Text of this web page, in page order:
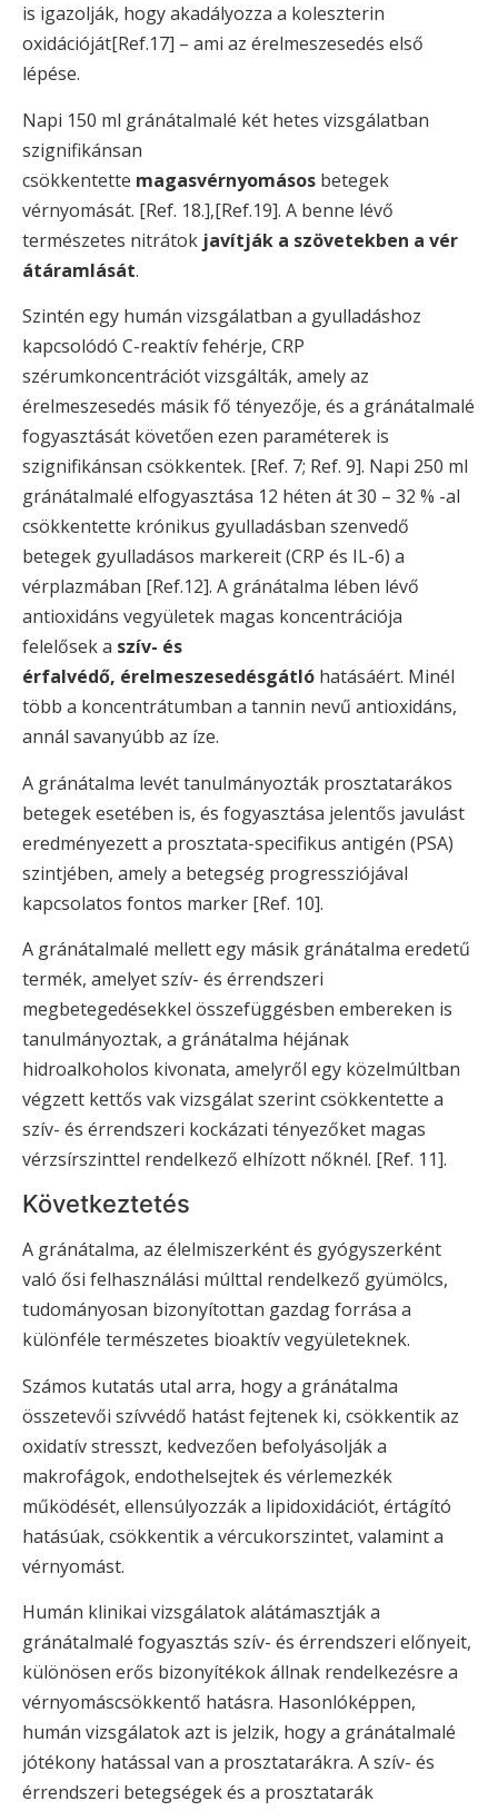
is igazolják, hogy akadályozza a koleszterin
oxidációját[Ref.17] – ami az érelmeszesedés első
lépése.
Napi 150 ml gránátalmalé két hetes vizsgálatban
szignifikánsan
csökkentette magasvérnyomásos betegek
vérnyomását. [Ref. 18.],[Ref.19]. A benne lévő
természetes nitrátok javítják a szövetekben a vér
átáramlását.
Szintén egy humán vizsgálatban a gyulladáshoz
kapcsolódó C-reaktív fehérje, CRP
szérumkoncentrációt vizsgálták, amely az
érelmeszesedés másik fő tényezője, és a gránátalmalé
fogyasztását követően ezen paraméterek is
szignifikánsan csökkentek. [Ref. 7; Ref. 9]. Napi 250 ml
gránátalmalé elfogyasztása 12 héten át 30 – 32 % -al
csökkentette krónikus gyulladásban szenvedő
betegek gyulladásos markereit (CRP és IL-6) a
vérplazmában [Ref.12]. A gránátalma lében lévő
antioxidáns vegyületek magas koncentrációja
felelősek a szív- és
érfalvédő, érelmeszesedésgátló hatásáért. Minél
több a koncentrátumban a tannin nevű antioxidáns,
annál savanyúbb az íze.
A gránátalma levét tanulmányozták prosztatarákos
betegek esetében is, és fogyasztása jelentős javulást
eredményezett a prosztata-specifikus antigén (PSA)
szintjében, amely a betegség progressziójával
kapcsolatos fontos marker [Ref. 10].
A gránátalmalé mellett egy másik gránátalma eredetű
termék, amelyet szív- és érrendszeri
megbetegedésekkel összefüggésben embereken is
tanulmányoztak, a gránátalma héjának
hidroalkoholos kivonata, amelyről egy közelmúltban
végzett kettős vak vizsgálat szerint csökkentette a
szív- és érrendszeri kockázati tényezőket magas
vérzsírszinttel rendelkező elhízott nőknél. [Ref. 11].
Következtetés
A gránátalma, az élelmiszerként és gyógyszerként
való ősi felhasználási múlttal rendelkező gyümölcs,
tudományosan bizonyítottan gazdag forrása a
különféle természetes bioaktív vegyületeknek.
Számos kutatás utal arra, hogy a gránátalma
összetevői szívvédő hatást fejtenek ki, csökkentik az
oxidatív stresszt, kedvezően befolyásolják a
makrofágok, endothelsejtek és vérlemezkék
működését, ellensúlyozzák a lipidoxidációt, értágító
hatásúak, csökkentik a vércukorszintet, valamint a
vérnyomást.
Humán klinikai vizsgálatok alátámasztják a
gránátalmalé fogyasztás szív- és érrendszeri előnyeit,
különösen erős bizonyítékok állnak rendelkezésre a
vérnyomáscsökkentő hatásra. Hasonlóképpen,
humán vizsgálatok azt is jelzik, hogy a gránátalmalé
jótékony hatással van a prosztatarákra. A szív- és
érrendszeri betegségek és a prosztatarák